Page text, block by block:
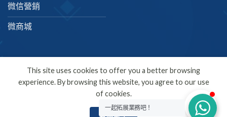
微信營銷
微商城
繁體中文
Copyright 2026 ©SDMC
一起拓展業務吧！
This site uses cookies to offer you a better browsing
experience. By browsing this website, you agree to our use
of cookies.